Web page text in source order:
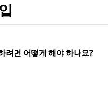
려면 어떻게 해야 하나요?